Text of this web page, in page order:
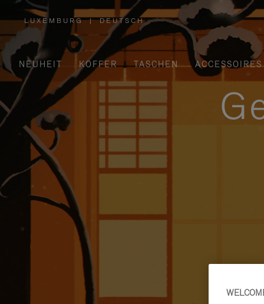
LUXEMBURG
,
WÄHLEN
SIE
IHRE
REGION
AUS
| DEUTSCH
NEUHEIT KOFFER TASCHEN ACCESSOIRES